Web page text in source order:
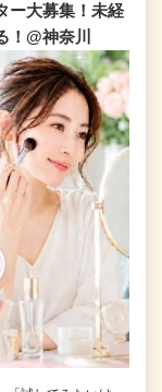
ー大募集！未経
！@神奈川